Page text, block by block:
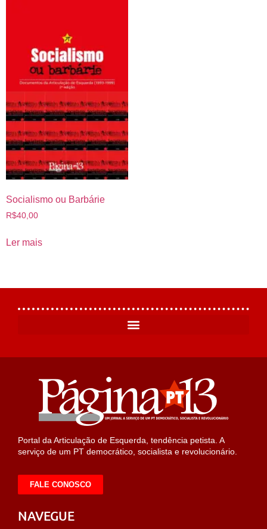
Socialismo ou Barbárie
R$40,00
Ler mais
Portal da Articulação de Esquerda, tendência petista. A
serviço de um PT democrático, socialista e revolucionário.
FALE CONOSCO
NAVEGUE